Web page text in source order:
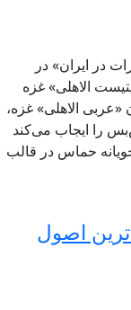
در ایران» در
الاهلی» غزه
الاهلی» غزه،
را ايجاب می‌کند
حماس در قالب
اصول